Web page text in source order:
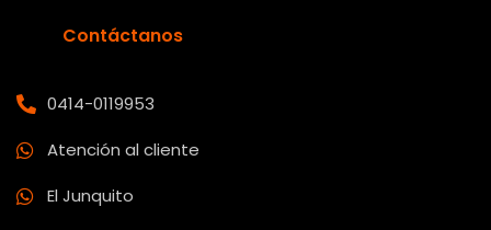
Contáctanos
0414-0119953
Atención al cliente
El Junquito